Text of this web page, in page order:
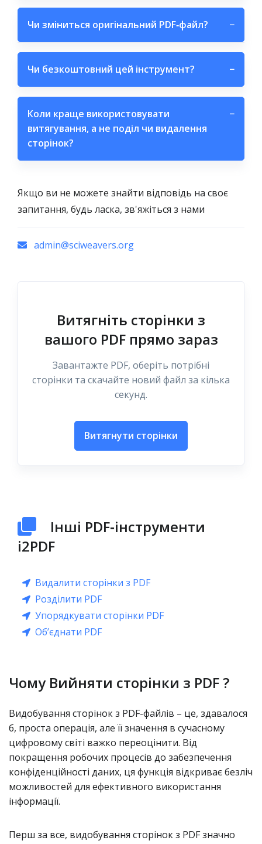
Чи зміниться оригінальний PDF‑файл? −
Чи безкоштовний цей інструмент? −
Коли краще використовувати
витягування, а не поділ чи видалення
сторінок?
−
Якщо ви не можете знайти відповідь на своє
запитання, будь ласка, зв'яжіться з нами
admin@sciweavers.org
Витягніть сторінки з
вашого PDF прямо зараз
Завантажте PDF, оберіть потрібні
сторінки та скачайте новий файл за кілька
секунд.
Витягнути сторінки
Інші PDF‑інструменти
i2PDF
Видалити сторінки з PDF
Розділити PDF
Упорядкувати сторінки PDF
Обʼєднати PDF
Чому Вийняти сторінки з PDF ?
Видобування сторінок з PDF-файлів – це, здавалося
б, проста операція, але її значення в сучасному
цифровому світі важко переоцінити. Від
покращення робочих процесів до забезпечення
конфіденційності даних, ця функція відкриває безліч
можливостей для ефективного використання
інформації.
Перш за все, видобування сторінок з PDF значно